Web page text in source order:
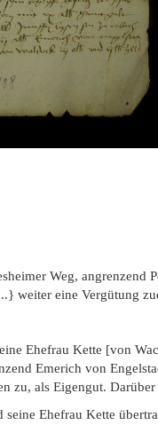
Weg, angrenzend
weiter eine Vergütung
Ehefrau Kette [von
Emerich von
zu, als Eigengut.
seine Ehefrau Kette